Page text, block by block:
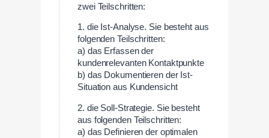
zwei Teilschritten:
1. die Ist-Analyse. Sie besteht aus
folgenden Teilschritten:
a) das Erfassen der
kundenrelevanten Kontaktpunkte
b) das Dokumentieren der Ist-
Situation aus Kundensicht
2. die Soll-Strategie. Sie besteht
aus folgenden Teilschritten:
a) das Definieren der optimalen